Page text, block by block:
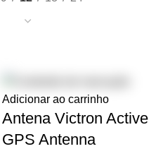
Adicionar ao carrinho
Antena Victron Active
GPS Antenna